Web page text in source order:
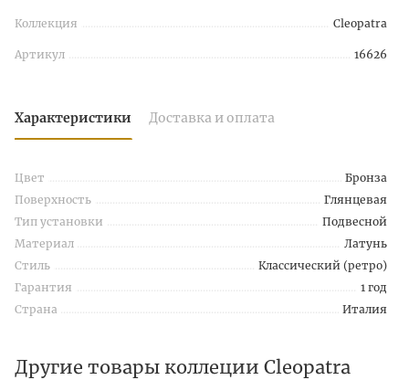
Коллекция Cleopatra
Артикул 16626
Характеристики Доставка и оплата
Цвет
Бронза
Поверхность
Глянцевая
Тип установки
Подвесной
Материал
Латунь
Стиль
Классический (ретро)
Гарантия
1 год
Страна
Италия
Другие товары коллеции Cleopatra